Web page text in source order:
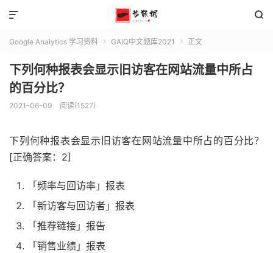


Google Analytics 学习资料  GAIQ中文题库2021  正文
下列何种报表会显示旧访客在网站流量中所占
的百分比？
2021-06-09 阅读(1527)
下列何种报表会显示旧访客在网站流量中所占的百分比？
[正确答案：2]
「频率与回访率」报表
「新访客与回访者」报表
「推荐链接」报告
「销售业绩」报表